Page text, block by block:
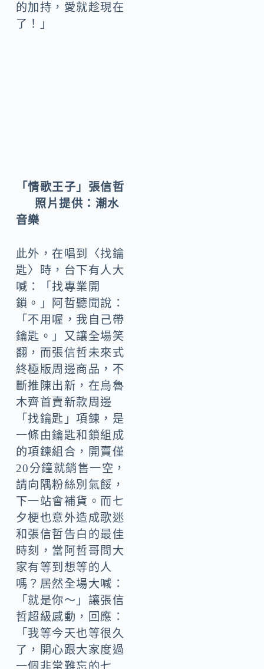
的加持，愛就趁現在
了！」
「情歌王子」張信哲
照片提供：潮水
音樂
此外，在唱到〈找鑰
匙〉時，台下有人大
喊：「找專業開
鎖。」阿哲聽聞說：
「不用喔，我自己帶
鑰匙。」又讓全場笑
翻，而張信哲未來式
終極版周邊商品，不
斷推陳出新，在烏魯
木齊首賣新款周邊
「找鑰匙」項鍊，是
一條由鑰匙和鎖組成
的項鍊組合，開賣僅
20分鐘就銷售一空，
請向隅粉絲別氣餒，
下一站會補貨。而七
夕梗也意外造成歌迷
和張信哲告白的最佳
時刻，當阿哲哥問大
家有等到想等的人
嗎？居然全場大喊：
「就是你～」讓張信
哲超級感動，回應：
「我等今天也等很久
了，開心跟大家度過
一個非常難忘的七